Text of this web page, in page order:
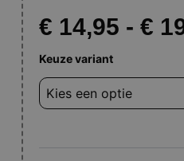
€ 14,95 - €
Keuze variant
Afstandsbediening
rmt-
d166p